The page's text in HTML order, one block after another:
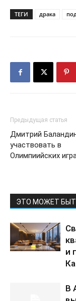
ТЕГИ драка
Предыдущая статья
Дмитрий
участвовать в
Олимпиийских
ЭТО МОЖЕТ
и
В